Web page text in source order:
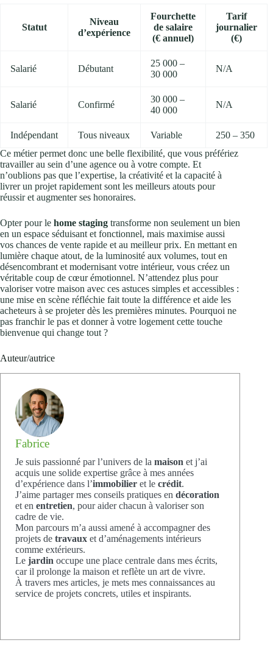
Statut
Niveau
d’expérience
Fourchette
de salaire
(€ annuel)
Tarif
journalier
(€)
Salarié Débutant
25 000 –
30 000
N/A
Salarié Confirmé
30 000 –
40 000
N/A
Indépendant Tous niveaux Variable
250 – 350
Ce métier permet donc une belle flexibilité, que vous préfériez
travailler au sein d’une agence ou à votre compte. Et
n’oublions pas que l’expertise, la créativité et la capacité à
livrer un projet rapidement sont les meilleurs atouts pour
réussir et augmenter ses honoraires.
Opter pour le home staging transforme non seulement un bien
en un espace séduisant et fonctionnel, mais maximise aussi
vos chances de vente rapide et au meilleur prix. En mettant en
lumière chaque atout, de la luminosité aux volumes, tout en
désencombrant et modernisant votre intérieur, vous créez un
véritable coup de cœur émotionnel. N’attendez plus pour
valoriser votre maison avec ces astuces simples et accessibles :
une mise en scène réfléchie fait toute la différence et aide les
acheteurs à se projeter dès les premières minutes. Pourquoi ne
pas franchir le pas et donner à votre logement cette touche
bienvenue qui change tout ?
Auteur/autrice
Fabrice
Je suis passionné par l’univers de la maison et j’ai
acquis une solide expertise grâce à mes années
d’expérience dans l’immobilier et le crédit.
J’aime partager mes conseils pratiques en décoration
et en entretien, pour aider chacun à valoriser son
cadre de vie.
Mon parcours m’a aussi amené à accompagner des
projets de travaux et d’aménagements intérieurs
comme extérieurs.
Le jardin occupe une place centrale dans mes écrits,
car il prolonge la maison et reflète un art de vivre.
À travers mes articles, je mets mes connaissances au
service de projets concrets, utiles et inspirants.